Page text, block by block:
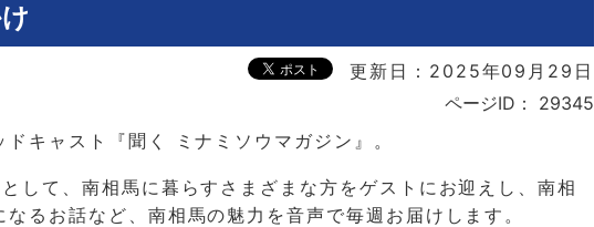
更新日：2025年09月29日
ページID：
29345
キャスト『聞く ミナミソウマガジン』。
して、南相馬に暮らすさまざまな方をゲストにお迎えし、南相
るお話など、南相馬の魅力を音声で毎週お届けします。